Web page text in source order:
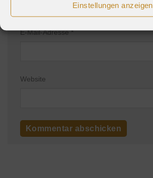
Einstellungen anzeigen
E-Mail-Adresse*
Website